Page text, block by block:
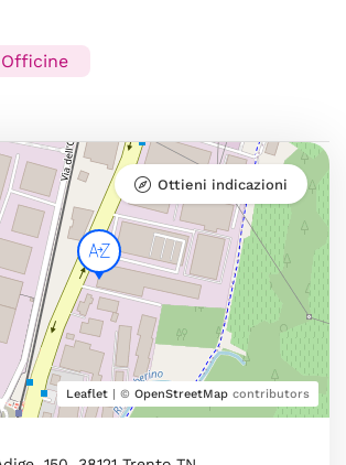
Officine
Leaflet | © OpenStreetMap contributors
Ottieni indicazioni